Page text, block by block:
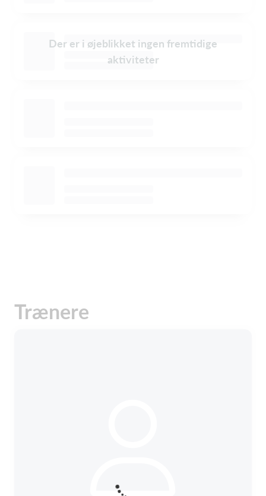
Der er i øjeblikket ingen fremtidige
aktiviteter
Trænere